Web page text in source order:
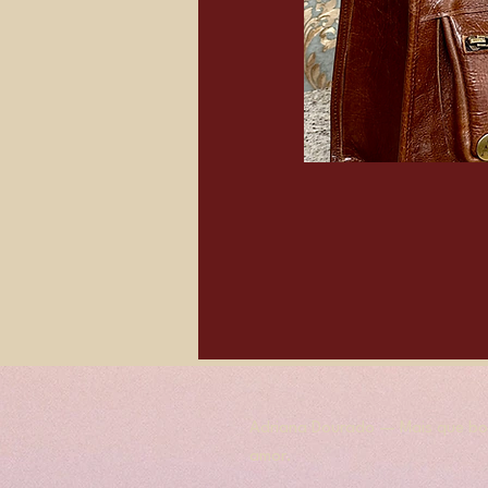
Adriana Dourado — Mais que
amor.